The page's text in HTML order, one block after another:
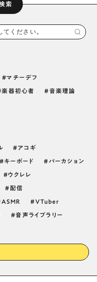
索
マチーデフ
楽器初心者 音楽理論
アコギ
キーボード パーカション
ウクレレ
配信
ASMR VTuber
音声ライブラリー